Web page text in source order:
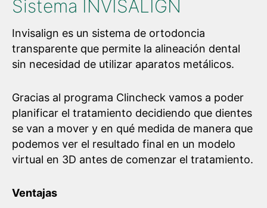
Sistema INVISALIGN
Invisalign es un sistema de ortodoncia
transparente que permite la alineación dental
sin necesidad de utilizar aparatos metálicos.
Gracias al programa Clincheck vamos a poder
planificar el tratamiento decidiendo que dientes
se van a mover y en qué medida de manera que
podemos ver el resultado final en un modelo
virtual en 3D antes de comenzar el tratamiento.
Ventajas